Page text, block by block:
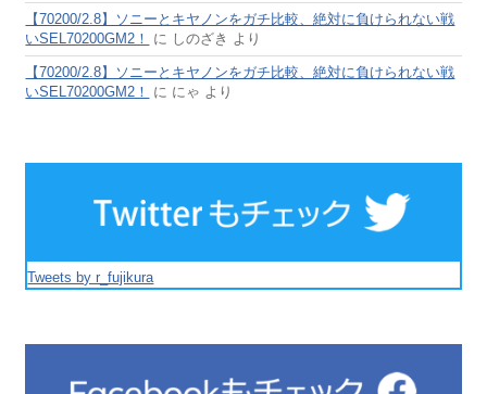
【70200/2.8】ソニーとキヤノンをガチ比較、絶対に負けられない戦
いSEL70200GM2！
に しのざき より
【70200/2.8】ソニーとキヤノンをガチ比較、絶対に負けられない戦
いSEL70200GM2！
に にゃ より
Tweets by r_fujikura